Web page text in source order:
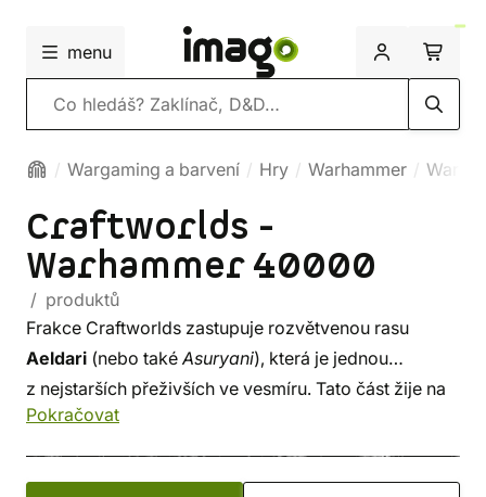
menu
Vyhledávání
Wargaming a barvení Hry Warhammer
Craftworlds -
Warhammer 40000
/ produktů
Frakce Craftworlds zastupuje rozvětvenou rasu
Aeldari (nebo takéAsuryani), která je jednou
z nejstarších přeživších ve vesmíru. Tato část žije na
vesmírných lodích velikosti kontinentů.
Pokračovat